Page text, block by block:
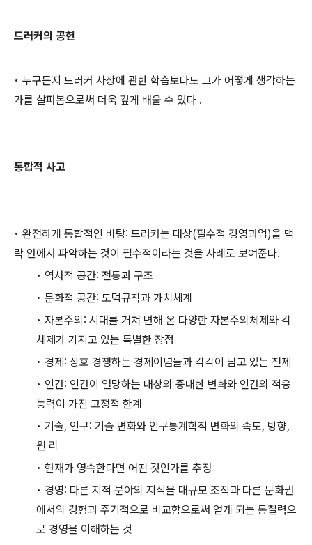
드러커의 공헌
• 누구든지 드러커 사상에 관한 학습보다도 그가 어떻게 생각하는
가를 살펴봄으로써 더욱 깊게 배울 수 있다 .
통합적 사고
• 완전하게 통합적인 바탕: 드러커는 대상(필수적 경영과업)을 맥
락 안에서 파악하는 것이 필수적이라는 것을 사례로 보여준다.
• 역사적 공간: 전통과 구조
• 문화적 공간: 도덕규칙과 가치체계
• 자본주의: 시대를 거쳐 변해 온 다양한 자본주의체제와 각
체제가 가지고 있는 특별한 장점
• 경제: 상호 경쟁하는 경제이념들과 각각이 담고 있는 전제
• 인간: 인간이 열망하는 대상의 중대한 변화와 인간의 적응
능력이 가진 고정적 한계
• 기술, 인구: 기술 변화와 인구통계학적 변화의 속도, 방향,
원 리
• 현재가 영속한다면 어떤 것인가를 추정
• 경영: 다른 지적 분야의 지식을 대규모 조직과 다른 문화권
에서의 경험과 주기적으로 비교함으로써 얻게 되는 통찰력으
로 경영을 이해하는 것